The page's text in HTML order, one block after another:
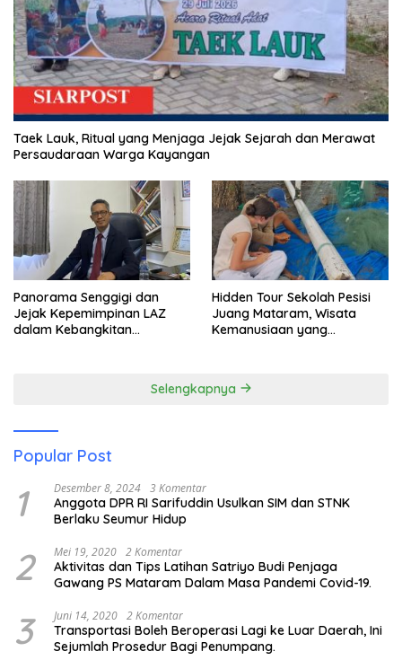
Taek Lauk, Ritual yang Menjaga Jejak Sejarah dan Merawat
Persaudaraan Warga Kayangan
Panorama Senggigi dan
Jejak Kepemimpinan LAZ
dalam Kebangkitan
Hidden Tour Sekolah Pesisi
Juang Mataram, Wisata
Kemanusiaan yang
Selengkapnya
Popular Post
1 Desember 8, 2024 3 Komentar
Anggota DPR RI Sarifuddin Usulkan SIM dan STNK
Berlaku Seumur Hidup
2 Mei 19, 2020 2 Komentar
Aktivitas dan Tips Latihan Satriyo Budi Penjaga
Gawang PS Mataram Dalam Masa Pandemi Covid-19.
3 Juni 14, 2020 2 Komentar
Transportasi Boleh Beroperasi Lagi ke Luar Daerah, Ini
Sejumlah Prosedur Bagi Penumpang.